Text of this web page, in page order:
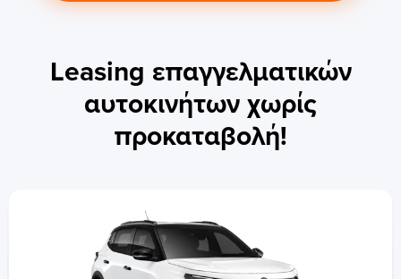
Leasing επαγγελματικών
αυτοκινήτων χωρίς
προκαταβολή!